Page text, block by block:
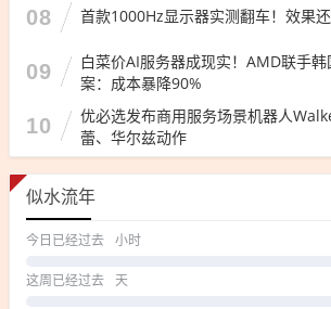
08 首款1000Hz显示器实测翻车！效果
09
白菜价AI服务器成现实！AMD联手
案：成本暴降90%
10
优必选发布商用服务场景机器人
蕾、华尔兹动作
似水流年
今日已经过去 小时
这周已经过去 天